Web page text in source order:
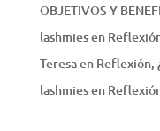
OBJETIVOS Y
lashmiesen
Teresaen Reflexión,
lashmiesen